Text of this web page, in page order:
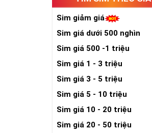
Sim giảm giá
Sim giá dưới 500 nghìn
Sim giá 500 -1 triệu
Sim giá 1 - 3 triệu
Sim giá 3 - 5 triệu
Sim giá 5 - 10 triệu
Sim giá 10 - 20 triệu
Sim giá 20 - 50 triệu